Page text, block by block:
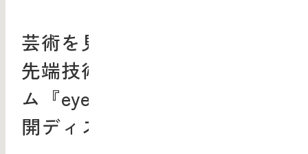
芸術を見る眼——美術教育と
先端技術／芸術教育プログラ
ム『eye for art』体験会＋公
開ディスカッション